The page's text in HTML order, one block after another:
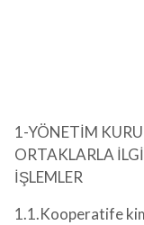
1-YÖNETİM
ORTAKLARLA
İŞLEMLER
1.1.Kooperatife